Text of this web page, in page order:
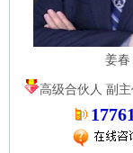
姜春
高级合伙人 副